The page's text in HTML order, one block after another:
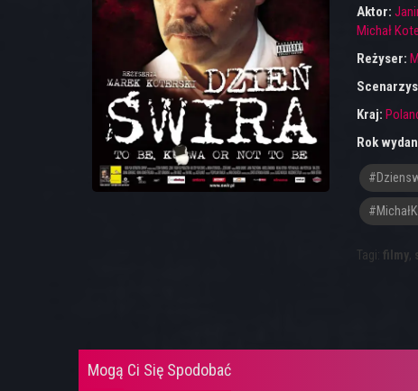
Aktor:
Michał
Reżyser:
Kraj:
Rok
Tagi: filmy,
Mogą Ci Się Spodobać